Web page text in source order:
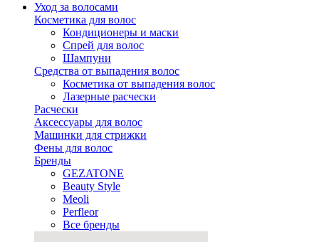
Уход за волосами
Косметика для волос
Кондиционеры и маски
Спрей для волос
Шампуни
Средства от выпадения волос
Косметика от выпадения волос
Лазерные расчески
Расчески
Аксессуары для волос
Машинки для стрижки
Фены для волос
Бренды
GEZATONE
Beauty Style
Meoli
Perfleor
Все бренды